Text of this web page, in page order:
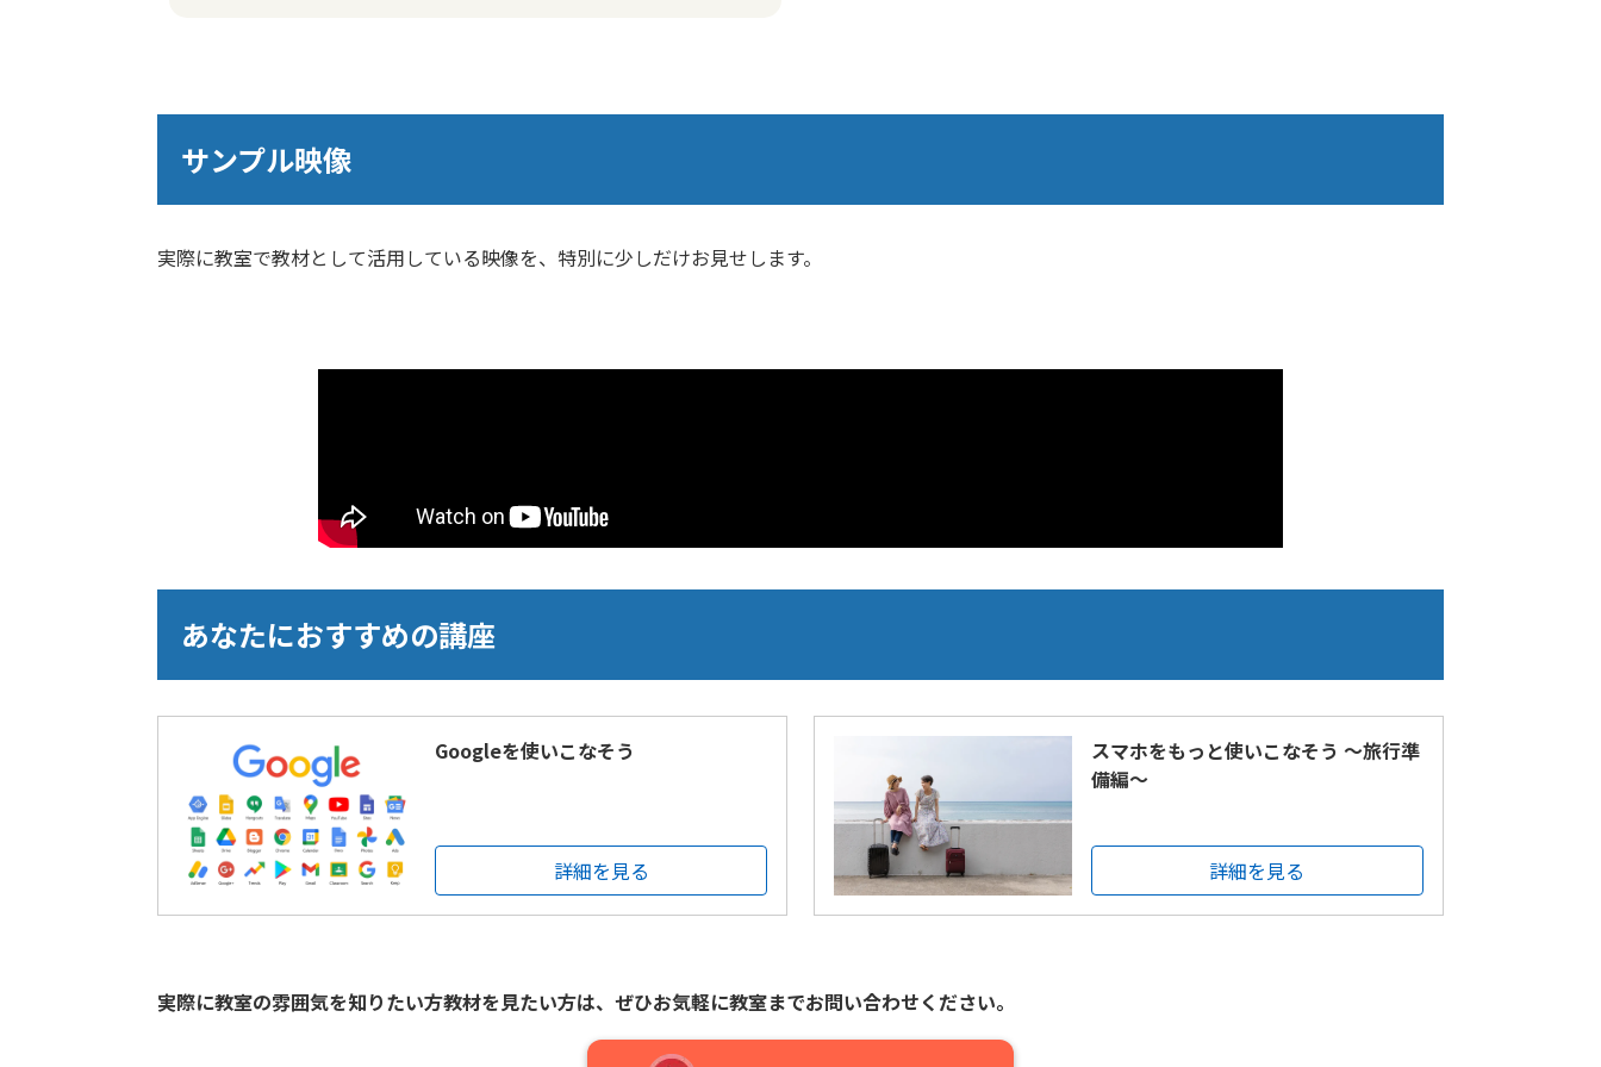
サンプル映像
実際に教室で教材として活用している映像を、特別に少しだけお見せします。
あなたにおすすめの講座
Googleを使いこなそう
詳細を見る
スマホをもっと使いこなそう ～旅行準
備編～
詳細を見る
実際に教室の雰囲気を知りたい方教材を見たい方は、 ぜひお気軽に教室までお問い合わせください。